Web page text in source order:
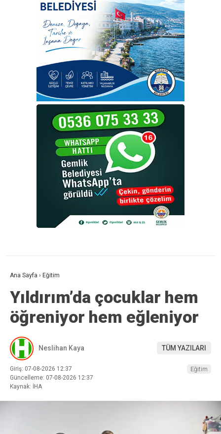
Ana Sayfa › Eğitim
Yıldırım’da çocuklar hem
öğreniyor hem eğleniyor
Neslihan Kaya TÜM YAZILARI
Giriş: 07-08-2026 12:37
Güncelleme: 07-08-2026 12:37
Kaynak: İHA
Eğitim